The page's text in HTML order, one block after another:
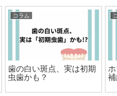
コラム
歯の溝、実は想像以上に
深い？